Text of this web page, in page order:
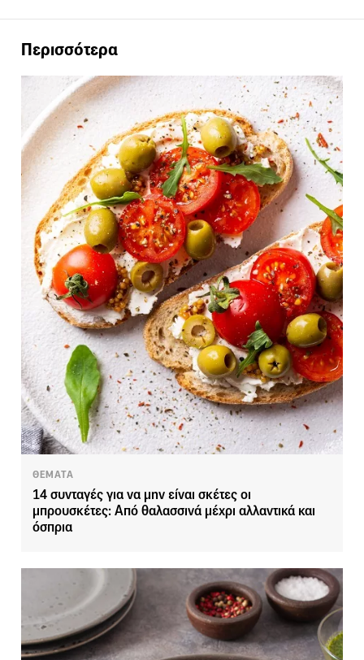
Περισσότερα
ΘΕΜΑΤΑ
14 συνταγές για να μην είναι σκέτες οι
μπρουσκέτες: Από θαλασσινά μέχρι αλλαντικά και
όσπρια